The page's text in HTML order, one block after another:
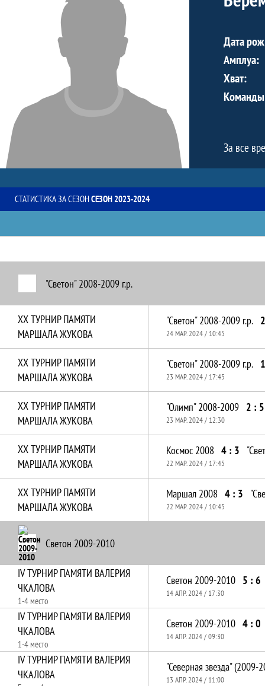
Дата
Амплуа:
Хват:
За все
СТАТИСТИКА ЗА СЕЗОН СЕЗОН 2023-2024
"Светон" 2008-2009 г.р.
XX ТУРНИР ПАМЯТИ
МАРШАЛА ЖУКОВА
"Светон" 2008-2009 г.р.
24 МАР. 2024 / 10:45
XX ТУРНИР ПАМЯТИ
МАРШАЛА ЖУКОВА
"Светон" 2008-2009 г.р.
23 МАР. 2024 / 17:45
XX ТУРНИР ПАМЯТИ
МАРШАЛА ЖУКОВА
"Олимп" 2008-2009 2 : 5
23 МАР. 2024 / 12:30
XX ТУРНИР ПАМЯТИ
МАРШАЛА ЖУКОВА
Космос 2008 4 : 3
22 МАР. 2024 / 17:45
XX ТУРНИР ПАМЯТИ
МАРШАЛА ЖУКОВА
Маршал 2008 4 : 3
22 МАР. 2024 / 10:45
Светон 2009-2010
IV ТУРНИР ПАМЯТИ ВАЛЕРИЯ
ЧКАЛОВА
1-4 место
Светон 2009-2010 5 : 6
14 АПР. 2024 / 17:30
IV ТУРНИР ПАМЯТИ ВАЛЕРИЯ
ЧКАЛОВА
1-4 место
Светон 2009-2010 4 : 0
14 АПР. 2024 / 09:30
IV ТУРНИР ПАМЯТИ ВАЛЕРИЯ
ЧКАЛОВА
"Северная звезда" (2009-
13 АПР. 2024 / 11:00